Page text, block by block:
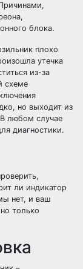
блока.
плохо
утечка
из-за
схеме
но выходит из
любом случае
диагностики.
ли индикатор
нет, и ваш
только